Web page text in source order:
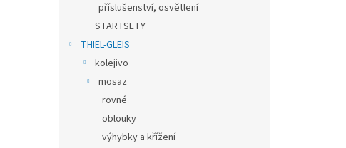
příslušenství, osvětlení
STARTSETY
THIEL-GLEIS
kolejivo
mosaz
rovné
oblouky
výhybky a křížení